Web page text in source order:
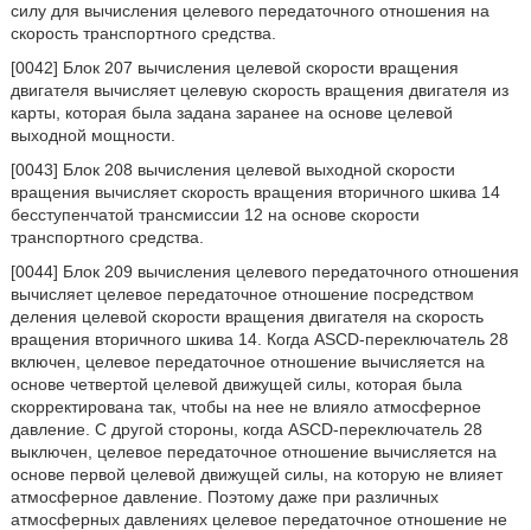
силу для вычисления целевого передаточного отношения на
скорость транспортного средства.
[0042] Блок 207 вычисления целевой скорости вращения
двигателя вычисляет целевую скорость вращения двигателя из
карты, которая была задана заранее на основе целевой
выходной мощности.
[0043] Блок 208 вычисления целевой выходной скорости
вращения вычисляет скорость вращения вторичного шкива 14
бесступенчатой трансмиссии 12 на основе скорости
транспортного средства.
[0044] Блок 209 вычисления целевого передаточного отношения
вычисляет целевое передаточное отношение посредством
деления целевой скорости вращения двигателя на скорость
вращения вторичного шкива 14. Когда ASCD-переключатель 28
включен, целевое передаточное отношение вычисляется на
основе четвертой целевой движущей силы, которая была
скорректирована так, чтобы на нее не влияло атмосферное
давление. С другой стороны, когда ASCD-переключатель 28
выключен, целевое передаточное отношение вычисляется на
основе первой целевой движущей силы, на которую не влияет
атмосферное давление. Поэтому даже при различных
атмосферных давлениях целевое передаточное отношение не